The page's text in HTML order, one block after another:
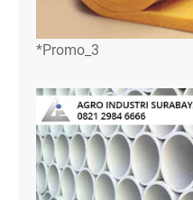
*Promo_3